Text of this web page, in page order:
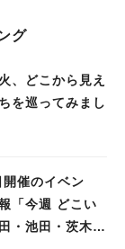
グ
、どこから見え
を巡ってみまし
開催のイベン
「今週 どこい
・池田・茨木・